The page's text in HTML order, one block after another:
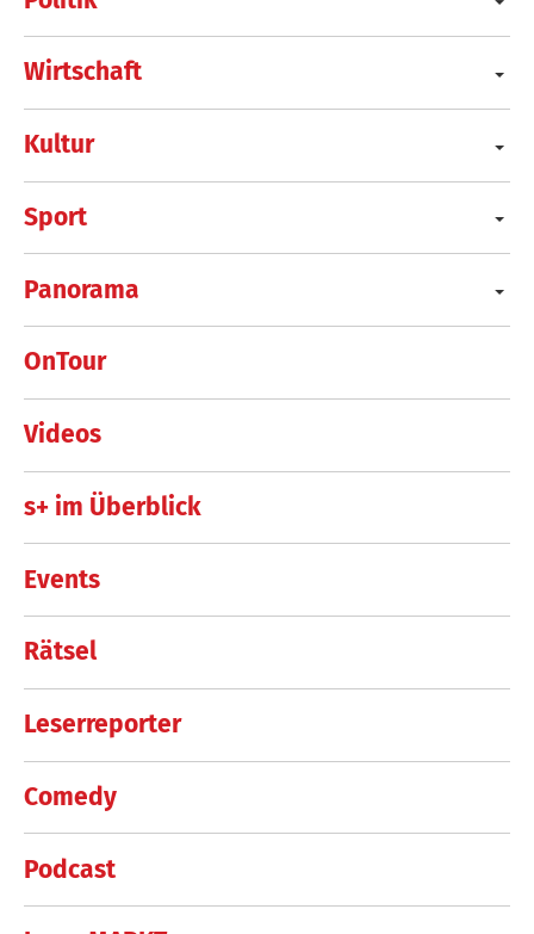
Wirtschaft
Kultur
Sport
Panorama
OnTour
Videos
s+ im Überblick
Events
Rätsel
Leserreporter
Comedy
Podcast